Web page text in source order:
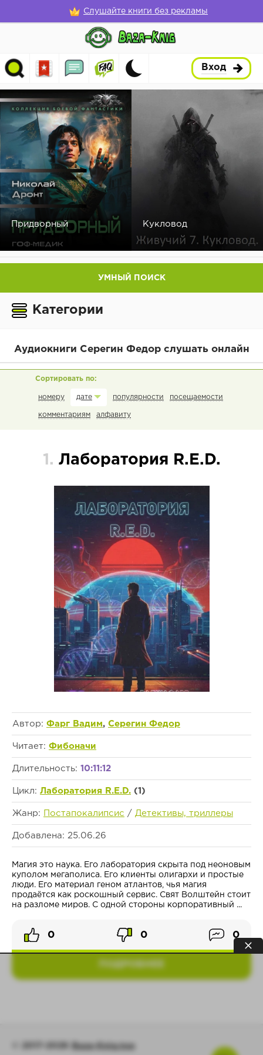
Слушайте книги без рекламы
Вход
Придворный Кукловод
УМНЫЙ ПОИСК
Категории
Аудиокниги Серегин Федор слушать онлайн
номеру дате популярности посещаемости
комментариям алфавиту
1. Лаборатория R.E.D.
Автор: Фарг Вадим, Серегин Федор
Читает: Фибоначи
Длительность: 10:11:12
Цикл: Лаборатория R.E.D. (1)
Жанр: Постапокалипсис / Детективы, триллеры
Добавлена: 25.06.26
Магия это наука. Его лаборатория скрыта под неоновым
куполом мегаполиса. Его клиенты олигархи и простые
люди. Его материал геном атлантов, чья магия
продаётся как роскошный сервис. Свят Волштейн стоит
на разломе миров. С одной стороны корпоративный ...
ПОДРОБНЕЕ
0 0 0